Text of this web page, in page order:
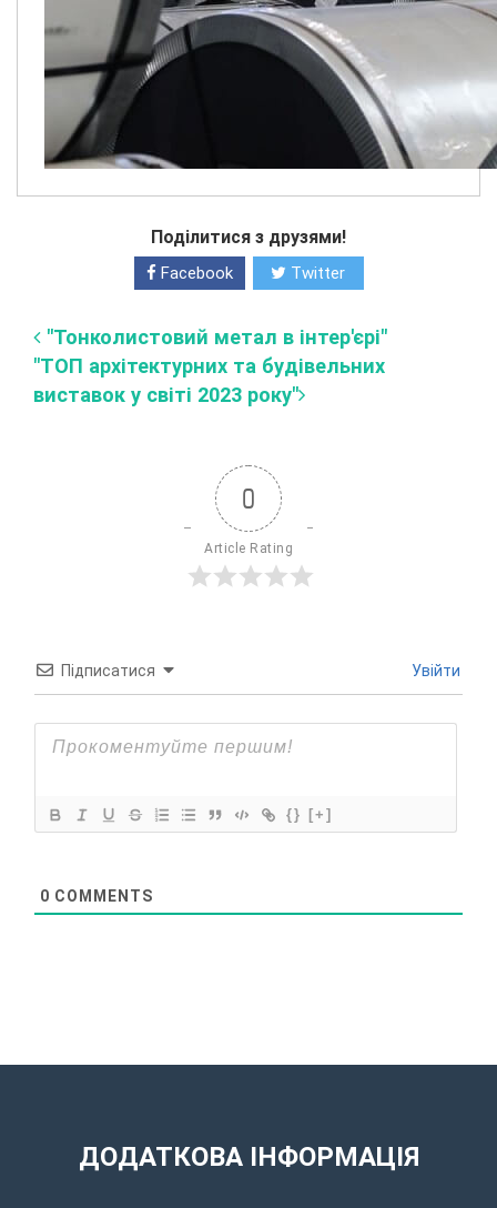
Поділитися з друзями!
Facebook Twitter
"Тонколистовий метал в інтер'єрі"
"ТОП архітектурних та будівельних
виставок у світі 2023 року"
0
Article Rating
Підписатися Увійти
{} [+]
0 COMMENTS
ДОДАТКОВА ІНФОРМАЦІЯ